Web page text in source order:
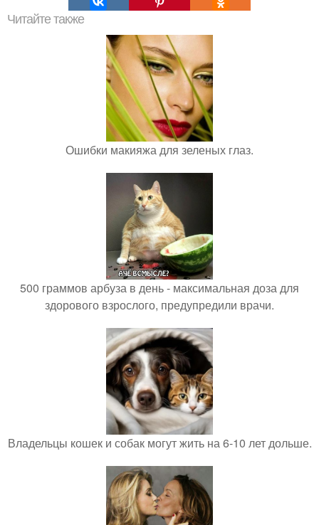
Читайте также
Ошибки макияжа для зеленых глаз.
500 граммов арбуза в день - максимальная доза для
здорового взрослого, предупредили врачи.
Владельцы кошек и собак могут жить на 6-10 лет дольше.